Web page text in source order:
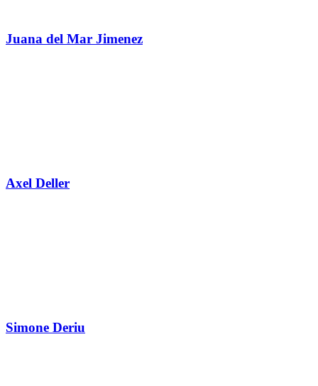
Juana del Mar Jimenez
Axel Deller
Simone Deriu